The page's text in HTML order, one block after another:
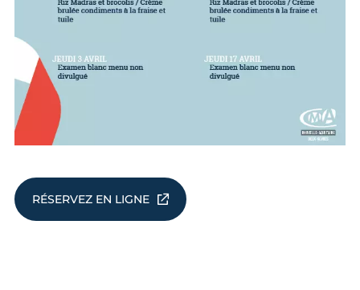
RÉSERVEZ EN LIGNE